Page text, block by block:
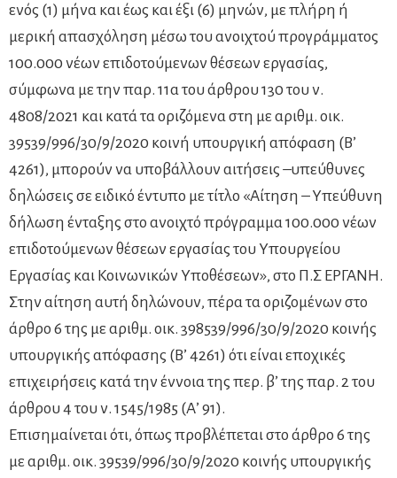
ενός (1) μήνα και έως και έξι (6) μηνών, με πλήρη ή
μερική απασχόληση μέσω του ανοιχτού προγράμματος
100.000 νέων επιδοτούμενων θέσεων εργασίας,
σύμφωνα με την παρ. 11α του άρθρου 130 του ν.
4808/2021 και κατά τα οριζόμενα στη με αριθμ. οικ.
39539/996/30/9/2020 κοινή υπουργική απόφαση (Β’
4261), μπορούν να υποβάλλουν αιτήσεις –υπεύθυνες
δηλώσεις σε ειδικό έντυπο με τίτλο «Αίτηση – Υπεύθυνη
δήλωση ένταξης στο ανοιχτό πρόγραμμα 100.000 νέων
επιδοτούμενων θέσεων εργασίας του Υπουργείου
Εργασίας και Κοινωνικών Υποθέσεων», στο Π.Σ ΕΡΓΑΝΗ.
Στην αίτηση αυτή δηλώνουν, πέρα τα οριζομένων στο
άρθρο 6 της με αριθμ. οικ. 398539/996/30/9/2020 κοινής
υπουργικής απόφασης (Β’ 4261) ότι είναι εποχικές
επιχειρήσεις κατά την έννοια της περ. β’ της παρ. 2 του
άρθρου 4 του ν. 1545/1985 (Α’ 91).
Επισημαίνεται ότι, όπως προβλέπεται στο άρθρο 6 της
με αριθμ. οικ. 39539/996/30/9/2020 κοινής υπουργικής